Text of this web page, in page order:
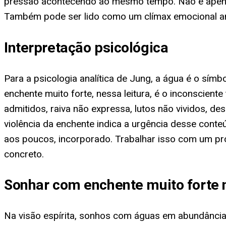
Também pode ser lido como um clímax emocional
Interpretação psicológica
Para a psicologia analítica de Jung, a água é o
enchente muito forte, nessa leitura, é o
admitidos, raiva não expressa, lutos não vividos,
violência da enchente indica a urgência desse
aos poucos, incorporado. Trabalhar isso com um
concreto.
Sonhar com enchente muito
Na visão espírita, sonhos com águas em